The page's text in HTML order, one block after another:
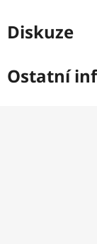
Diskuze
Ostatní